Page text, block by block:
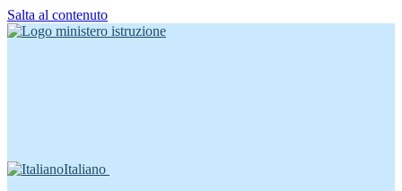
Salta al contenuto
Italiano